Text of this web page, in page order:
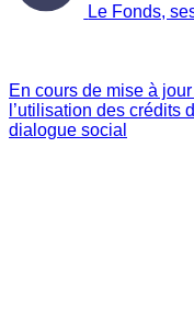
Le Fonds,
En cours de mise à jour
l’utilisation des crédits
dialogue social